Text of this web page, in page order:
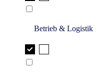
Betrieb & Logistik